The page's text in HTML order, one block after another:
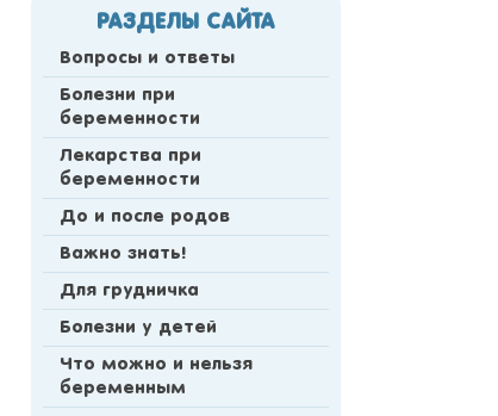
РАЗДЕЛЫ САЙТА
Вопросы и ответы
Болезни при
беременности
Лекарства при
беременности
До и после родов
Важно знать!
Для грудничка
Болезни у детей
Что можно и нельзя
беременным